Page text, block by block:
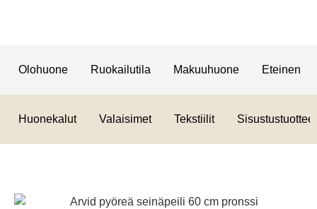
Olohuone Ruokailutila Makuuhuone Eteinen
Huonekalut Valaisimet Tekstiilit Sisustustuotteet